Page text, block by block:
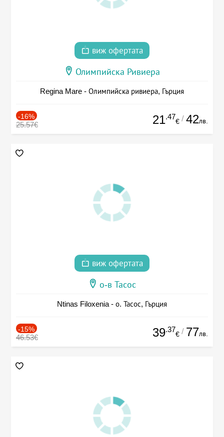
виж офертата
Олимпийска Ривиера
Regina Mare - Олимпийска ривиера, Гърция
-16%
25.57€ 21.47
€ / 42лв.
виж офертата
о-в Тасос
Ntinas Filoxenia - о. Тасос, Гърция
-15%
46.53€ 39.37
€ / 77лв.